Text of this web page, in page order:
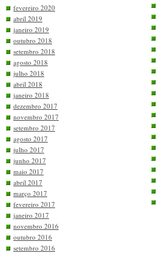
fevereiro 2020
abril 2019
janeiro 2019
outubro 2018
setembro 2018
agosto 2018
julho 2018
abril 2018
janeiro 2018
dezembro 2017
novembro 2017
setembro 2017
agosto 2017
julho 2017
junho 2017
maio 2017
abril 2017
março 2017
fevereiro 2017
janeiro 2017
novembro 2016
outubro 2016
setembro 2016